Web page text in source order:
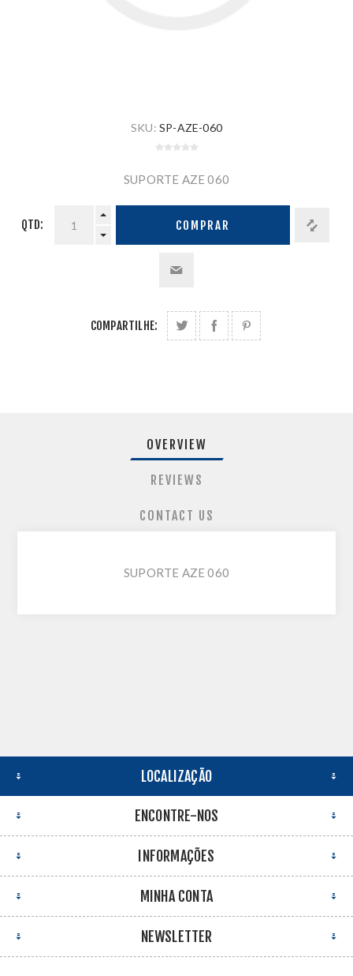
SKU: SP-AZE-060
SUPORTE AZE 060
QTD: COMPRAR
COMPARTILHE:
OVERVIEW
REVIEWS
CONTACT US
SUPORTE AZE 060
LOCALIZAÇÃO
ENCONTRE-NOS
INFORMAÇÕES
MINHA CONTA
NEWSLETTER